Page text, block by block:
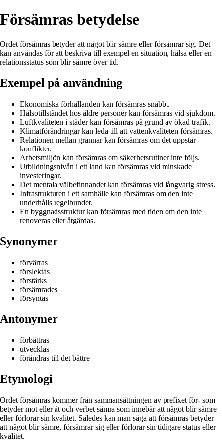
Försämras betydelse
Ordet försämras betyder att något blir sämre eller försämrar sig. Det
kan användas för att beskriva till exempel en situation, hälsa eller en
relationsstatus som blir sämre över tid.
Exempel på användning
Ekonomiska förhållanden kan försämras snabbt.
Hälsotillståndet hos äldre personer kan försämras vid sjukdom.
Luftkvaliteten i städer kan försämras på grund av ökad trafik.
Klimatförändringar kan leda till att vattenkvaliteten försämras.
Relationen mellan grannar kan försämras om det uppstår
konflikter.
Arbetsmiljön kan försämras om säkerhetsrutiner inte följs.
Utbildningsnivån i ett land kan försämras vid minskade
investeringar.
Det mentala välbefinnandet kan försämras vid långvarig stress.
Infrastrukturen i ett samhälle kan försämras om den inte
underhålls regelbundet.
En byggnadsstruktur kan försämras med tiden om den inte
renoveras eller åtgärdas.
Synonymer
förvärras
förslektas
förstärks
försämrades
försyntas
Antonymer
förbättras
utvecklas
förändras till det bättre
Etymologi
Ordet försämras kommer från sammansättningen av prefixet för- som
betyder mot eller åt och verbet sämra som innebär att något blir sämre
eller förlorar sin kvalitet. Således kan man säga att försämras betyder
att något blir sämre, försämrar sig eller förlorar sin tidigare status eller
kvalitet.